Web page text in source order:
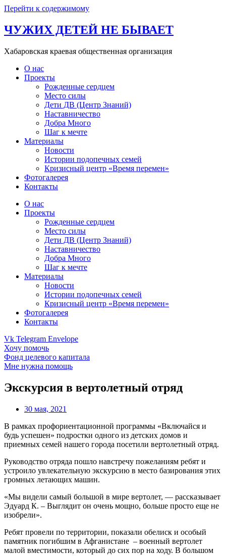
Перейти к содержимому
ЧУЖИХ ДЕТЕЙ НЕ БЫВАЕТ
Хабаровская краевая общественная организация
О нас
Проекты
Рожденные сердцем
Место силы
Дети ДВ (Центр Знаний)
Наставничество
Добра Много
Шаг к мечте
Материалы
Новости
Истории подопечных семей
Кризисный центр «Время перемен»
Фотогалерея
Контакты
О нас
Проекты
Рожденные сердцем
Место силы
Дети ДВ (Центр Знаний)
Наставничество
Добра Много
Шаг к мечте
Материалы
Новости
Истории подопечных семей
Кризисный центр «Время перемен»
Фотогалерея
Контакты
Vk Telegram Envelope
Хочу помочь
Фонд целевого капитала
Мне нужна помощь
Экскурсия в вертолетный отряд
30 мая, 2021
В рамках профориентационной программы «Включайся и
будь успешен» подростки одного из детских домов и
приемных семей нашего города посетили вертолетный отряд.
Руководство отряда пошло навстречу пожеланиям ребят и
устроило увлекательную экскурсию в место базирования этих
громных летающих машин.
«Мы видели самый большой в мире вертолет, — рассказывает
Эдуард К. – Выглядит он очень мощно, больше просто еще не
изобрели».
Ребят провели по территории, показали обелиск и особый
памятник погибшим в Афганистане – военный вертолет
малой вместимости, который до сих пор на ходу. В большом